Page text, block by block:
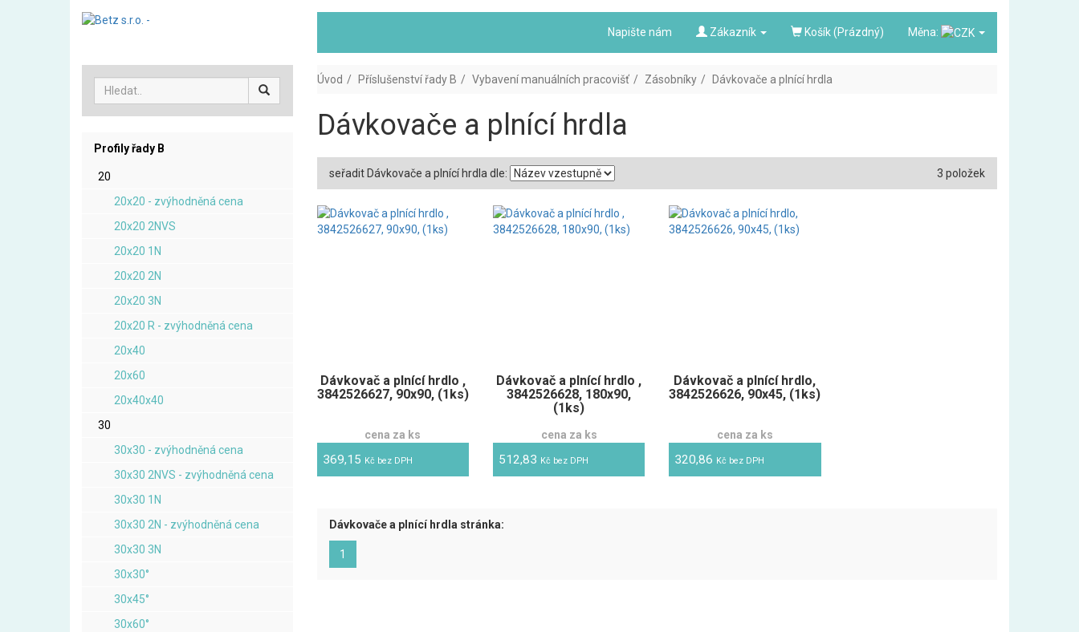
Napište nám Zákazník Košík (Prázdný) Měna:
Profily řady B
20
20x20 - zvýhodněná cena
20x20 2NVS
20x20 1N
20x20 2N
20x20 3N
20x20 R - zvýhodněná cena
20x40
20x60
20x40x40
30
30x30 - zvýhodněná cena
30x30 2NVS - zvýhodněná cena
30x30 1N
30x30 2N - zvýhodněná cena
30x30 3N
30x30°
30x45°
30x60°
Úvod Příslušenství řady B Vybavení manuálních pracovišť Zásobníky Dávkovače a plnící hrdla
Dávkovače a plnící hrdla
seřadit Dávkovače a plnící hrdla dle: 3 položek
Dávkovač a plnící hrdlo ,
3842526627, 90x90, (1ks)
cena za ks
369,15 Kč bez DPH
Dávkovač a plnící hrdlo ,
3842526628, 180x90,
(1ks)
cena za ks
512,83 Kč bez DPH
Dávkovač a plnící hrdlo,
3842526626, 90x45, (1ks)
cena za ks
320,86 Kč bez DPH
Dávkovače a plnící hrdla stránka:
1